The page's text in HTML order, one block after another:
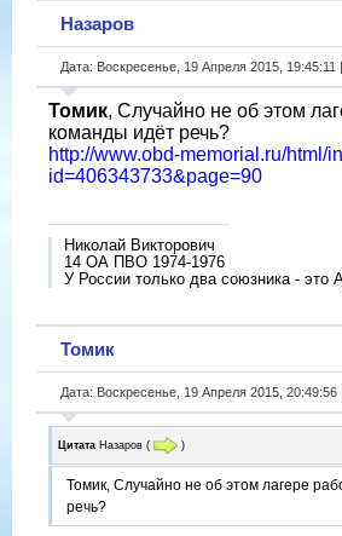
Назаров
Дата: Воскресенье, 19 Апреля 2015,
Томик, Случайно не об этом
команды идёт речь?
http://www.obd-memorial.ru/html/
id=406343733&page=90
Николай Викторович
14 ОА ПВО 1974-1976
У России только два союзника - это
Томик
Дата: Воскресенье, 19 Апреля 2015,
Цитата Назаров ( )
Томик, Случайно не об этом лагере
речь?